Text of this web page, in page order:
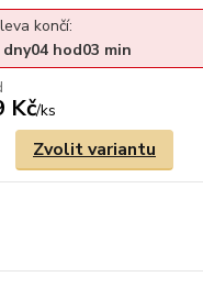
Kč/ks
končí:
dny04 hod03 min
Zvolit variantu